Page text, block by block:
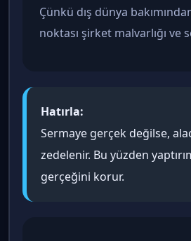
Çünkü dış dünya
noktası şirket malvarlığı ve
Hatırla:
Sermaye gerçek değilse,
zedelenir. Bu yüzden
gerçeğini korur.